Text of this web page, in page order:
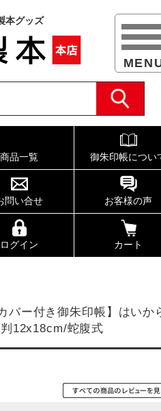
本グッズ
商品一覧 御朱印帳につい
問い合せ お客様の声
ログイン カート
バー付き御朱印帳】はいか
12x18cm/蛇腹式